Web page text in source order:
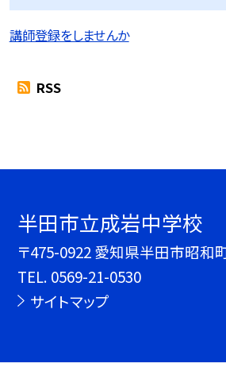
講師登録をしませんか
RSS
半田市立成岩中学校
〒475-0922 愛知県半田市昭和
TEL. 0569-21-0530
サイトマップ